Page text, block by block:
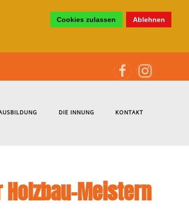
Cookies zulassen Ablehnen
DIE INNUNG KONTAKT
Meistern